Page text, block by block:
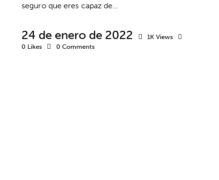
seguro que eres capaz de…
24 de enero de 2022 1K Views
0 Likes 0 Comments